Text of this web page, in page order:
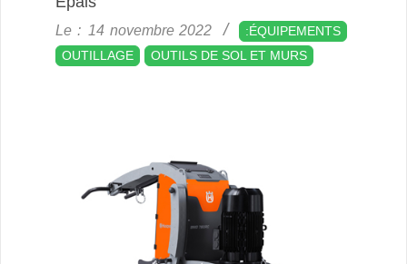
2022-
11-
14
Le : 14 novembre 2022
:ÉQUIPEMENTS
OUTILLAGE
OUTILS DE SOL ET MURS